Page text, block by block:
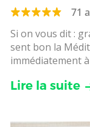
71
Si on vous dit :
sent bon la
immédiatement
Lire la suite